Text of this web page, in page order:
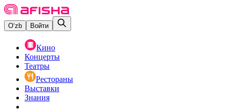
O‘zb Войти
Кино
Концерты
Театры
Рестораны
Выставки
Знания